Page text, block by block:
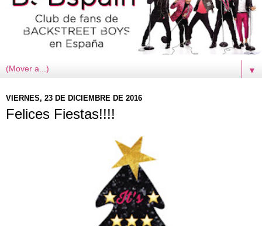
▼
VIERNES, 23 DE DICIEMBRE DE 2016
Felices Fiestas!!!!